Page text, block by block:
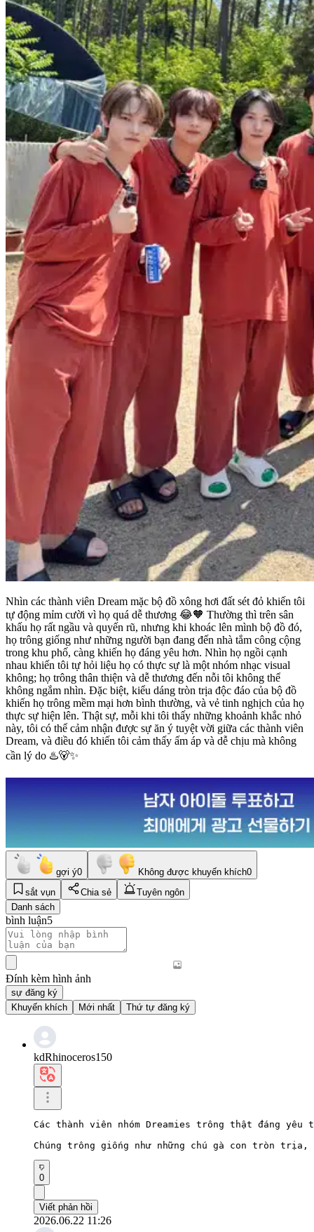
Nhìn các thành viên Dream mặc bộ đồ xông hơi đất sét đỏ khiến tôi
tự động mỉm cười vì họ quá dễ thương 😂🧡 Thường thì trên sân
khấu họ rất ngầu và quyến rũ, nhưng khi khoác lên mình bộ đồ đó,
họ trông giống như những người bạn đang đến nhà tắm công cộng
trong khu phố, càng khiến họ đáng yêu hơn. Nhìn họ ngồi cạnh
nhau khiến tôi tự hỏi liệu họ có thực sự là một nhóm nhạc visual
không; họ trông thân thiện và dễ thương đến nỗi tôi không thể
không ngắm nhìn. Đặc biệt, kiểu dáng tròn trịa độc đáo của bộ đồ
khiến họ trông mềm mại hơn bình thường, và vẻ tinh nghịch của họ
thực sự hiện lên. Thật sự, mỗi khi tôi thấy những khoảnh khắc nhỏ
này, tôi có thể cảm nhận được sự ăn ý tuyệt vời giữa các thành viên
Dream, và điều đó khiến tôi cảm thấy ấm áp và dễ chịu mà không
cần lý do ♨️🐻✨
gợi ý0 Không được khuyến khích0
sắt vụn
Chia sẻ
Tuyên ngôn
Danh sách
bình luận5
Đính kèm hình ảnh
sự đăng ký
Khuyến khích
Mới nhất Thứ tự đăng ký
kdRhinoceros150
Các thành viên nhóm Dreamies trông thật đáng
Chúng trông giống như những chú gà con tròn trịa,
0
Viết phản hồi
2026.06.22 11:26